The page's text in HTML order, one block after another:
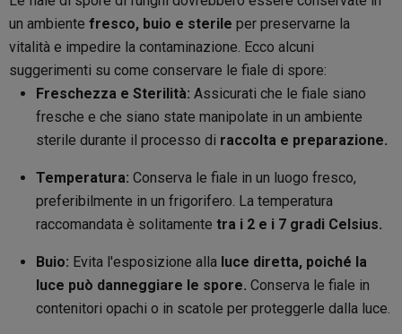
un ambiente fresco, buio e sterile per preservarne la
vitalità e impedire la contaminazione. Ecco alcuni
suggerimenti su come conservare le fiale di spore:
Freschezza e Sterilità: Assicurati che le fiale siano
fresche e che siano state manipolate in un ambiente
sterile durante il processo di raccolta e preparazione.
Temperatura: Conserva le fiale in un luogo fresco,
preferibilmente in un frigorifero. La temperatura
raccomandata è solitamente tra i 2 e i 7 gradi Celsius.
Buio: Evita l'esposizione alla luce diretta, poiché la
luce può danneggiare le spore. Conserva le fiale in
contenitori opachi o in scatole per proteggerle dalla luce.